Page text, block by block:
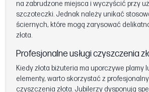
na zabrudzone miejsca i wyczyścić przy
szczoteczki. Jednak należy unikać
ściernych, które mogą zarysować
złota.
Profesjonalne usługi czyszczenia
Kiedy złota biżuteria ma uporczywe plamy
elementy, warto skorzystać z
czyszczenia złota. Jubilerzy dysponują